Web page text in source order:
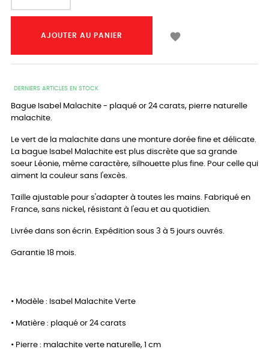
AJOUTER AU PANIER 
DERNIERS ARTICLES EN STOCK
Bague Isabel Malachite - plaqué or 24 carats, pierre naturelle
malachite.
Le vert de la malachite dans une monture dorée fine et délicate.
La bague Isabel Malachite est plus discrète que sa grande
soeur Léonie, même caractère, silhouette plus fine. Pour celle qui
aiment la couleur sans l'excès.
Taille ajustable pour s'adapter à toutes les mains. Fabriqué en
France, sans nickel, résistant à l'eau et au quotidien.
Livrée dans son écrin. Expédition sous 3 à 5 jours ouvrés.
Garantie 18 mois.
• Modèle : Isabel Malachite Verte
• Matière : plaqué or 24 carats
• Pierre : malachite verte naturelle, 1 cm